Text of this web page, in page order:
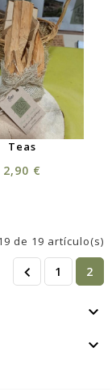
Teas
2,90 €
de 19 artículo(s)
 1 2

